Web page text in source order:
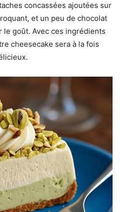
concassées ajoutées sur
et un peu de chocolat
le goût. Avec ces ingrédients
cheesecake sera à la fois